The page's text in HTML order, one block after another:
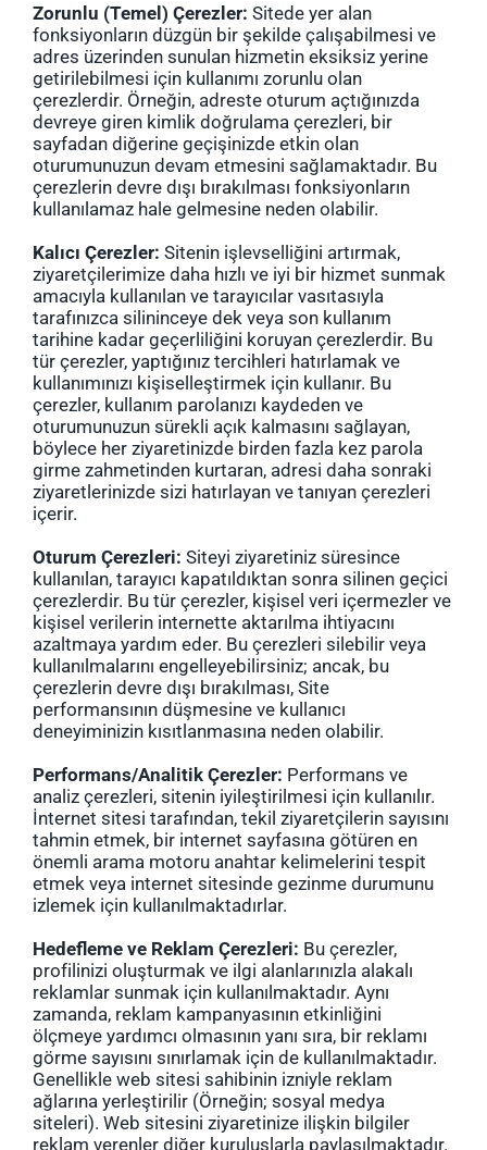
Zorunlu (Temel) Çerezler: Sitede yer alan
fonksiyonların düzgün bir şekilde çalışabilmesi ve
adres üzerinden sunulan hizmetin eksiksiz yerine
getirilebilmesi için kullanımı zorunlu olan
çerezlerdir. Örneğin, adreste oturum açtığınızda
devreye giren kimlik doğrulama çerezleri, bir
sayfadan diğerine geçişinizde etkin olan
oturumunuzun devam etmesini sağlamaktadır. Bu
çerezlerin devre dışı bırakılması fonksiyonların
kullanılamaz hale gelmesine neden olabilir.
Kalıcı Çerezler: Sitenin işlevselliğini artırmak,
ziyaretçilerimize daha hızlı ve iyi bir hizmet sunmak
amacıyla kullanılan ve tarayıcılar vasıtasıyla
tarafınızca silininceye dek veya son kullanım
tarihine kadar geçerliliğini koruyan çerezlerdir. Bu
tür çerezler, yaptığınız tercihleri hatırlamak ve
kullanımınızı kişiselleştirmek için kullanır. Bu
çerezler, kullanım parolanızı kaydeden ve
oturumunuzun sürekli açık kalmasını sağlayan,
böylece her ziyaretinizde birden fazla kez parola
girme zahmetinden kurtaran, adresi daha sonraki
ziyaretlerinizde sizi hatırlayan ve tanıyan çerezleri
içerir.
Oturum Çerezleri: Siteyi ziyaretiniz süresince
kullanılan, tarayıcı kapatıldıktan sonra silinen geçici
çerezlerdir. Bu tür çerezler, kişisel veri içermezler ve
kişisel verilerin internette aktarılma ihtiyacını
azaltmaya yardım eder. Bu çerezleri silebilir veya
kullanılmalarını engelleyebilirsiniz; ancak, bu
çerezlerin devre dışı bırakılması, Site
performansının düşmesine ve kullanıcı
deneyiminizin kısıtlanmasına neden olabilir.
Performans/Analitik Çerezler: Performans ve
analiz çerezleri, sitenin iyileştirilmesi için kullanılır.
İnternet sitesi tarafından, tekil ziyaretçilerin sayısını
tahmin etmek, bir internet sayfasına götüren en
önemli arama motoru anahtar kelimelerini tespit
etmek veya internet sitesinde gezinme durumunu
izlemek için kullanılmaktadırlar.
Hedefleme ve Reklam Çerezleri: Bu çerezler,
profilinizi oluşturmak ve ilgi alanlarınızla alakalı
reklamlar sunmak için kullanılmaktadır. Aynı
zamanda, reklam kampanyasının etkinliğini
ölçmeye yardımcı olmasının yanı sıra, bir reklamı
görme sayısını sınırlamak için de kullanılmaktadır.
Genellikle web sitesi sahibinin izniyle reklam
ağlarına yerleştirilir (Örneğin; sosyal medya
siteleri). Web sitesini ziyaretinize ilişkin bilgiler
reklam verenler diğer kuruluşlarla paylaşılmaktadır.